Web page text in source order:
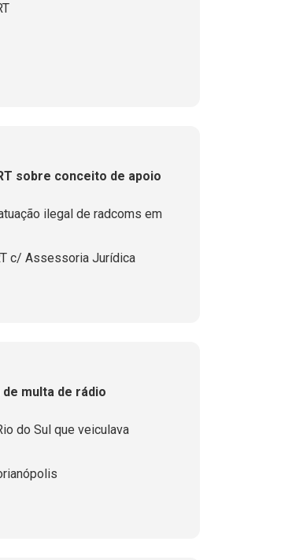
sobre conceito de apoio
ilegal de radcoms em
c/ Assessoria Jurídica
multa de rádio
do Sul que veiculava